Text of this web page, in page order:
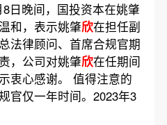
日晚间，国投资本在姚肇
和，表示姚肇欣在担任副
法律顾问、首席合规官期
，公司对姚肇欣在任期间
衷心感谢。 值得注意的
官仅一年时间。2023年3